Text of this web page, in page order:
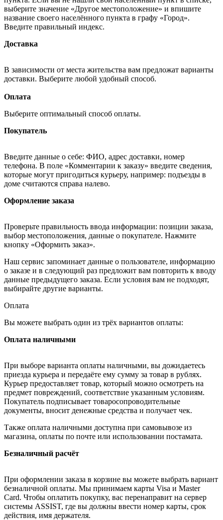
выберите значение «Другое местоположение» и впишите
название своего населённого пункта в графу «Город».
Введите правильный индекс.
Доставка
В зависимости от места жительства вам предложат варианты
доставки. Выберите любой удобный способ.
Оплата
Выберите оптимальный способ оплаты.
Покупатель
Введите данные о себе: ФИО, адрес доставки, номер
телефона. В поле «Комментарии к заказу» введите сведения,
которые могут пригодиться курьеру, например: подъезды в
доме считаются справа налево.
Оформление заказа
Проверьте правильность ввода информации: позиции заказа,
выбор местоположения, данные о покупателе. Нажмите
кнопку «Оформить заказ».
Наш сервис запоминает данные о пользователе, информацию
о заказе и в следующий раз предложит вам повторить к вводу
данные предыдущего заказа. Если условия вам не подходят,
выбирайте другие варианты.
Оплата
Вы можете выбрать один из трёх вариантов оплаты:
Оплата наличными
При выборе варианта оплаты наличными, вы дожидаетесь
приезда курьера и передаёте ему сумму за товар в рублях.
Курьер предоставляет товар, который можно осмотреть на
предмет повреждений, соответствие указанным условиям.
Покупатель подписывает товаросопроводительные
документы, вносит денежные средства и получает чек.
Также оплата наличными доступна при самовывозе из
магазина, оплаты по почте или использовании постамата.
Безналичный расчёт
При оформлении заказа в корзине вы можете выбрать вариант
безналичной оплаты. Мы принимаем карты Visa и Master
Card. Чтобы оплатить покупку, вас перенаправит на сервер
системы ASSIST, где вы должны ввести номер карты, срок
действия, имя держателя.